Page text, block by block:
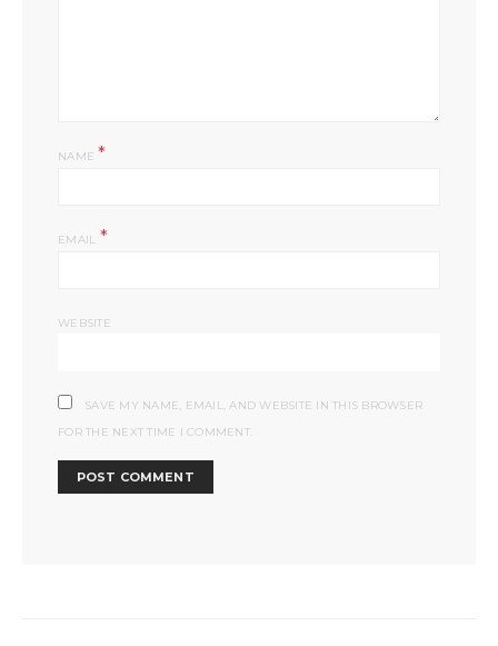
NAME *
EMAIL *
WEBSITE
SAVE MY NAME, EMAIL, AND WEBSITE IN THIS BROWSER
FOR THE NEXT TIME I COMMENT.